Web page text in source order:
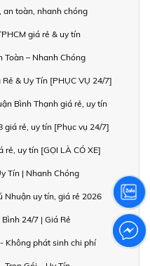
an toàn, nhanh chóng
giá rẻ & uy tín
Toàn – Nhanh Chóng
& Uy Tín [PHỤC VỤ 24/7]
Bình Thạnh giá rẻ, uy tín
giá rẻ, uy tín [Phục vụ 24/7]
uy tín [GỌI LÀ CÓ XE]
Tín | Nhanh Chóng
Nhuận uy tín, giá rẻ 2026
24/7 | Giá Rẻ
Không phát sinh chi phí